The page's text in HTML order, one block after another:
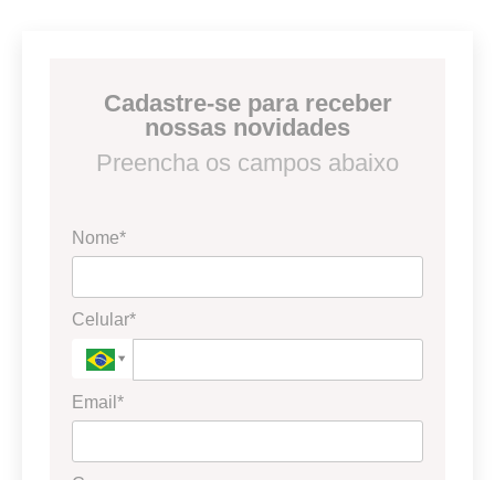
Cadastre-se para receber
nossas novidades
Preencha os campos abaixo
Nome*
Celular*
Email*